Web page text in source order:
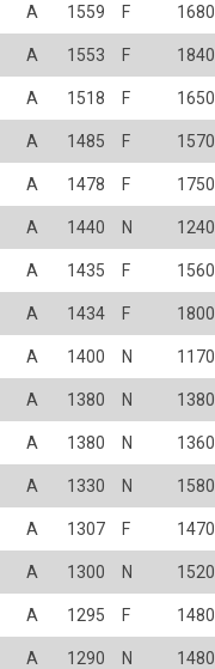
A 1559 F 1680
A 1553 F 1840
A 1518 F 1650
A 1485 F 1570
A 1478 F 1750
A 1440 N 1240
A 1435 F 1560
A 1434 F 1800
A 1400 N 1170
A 1380 N 1380
A 1380 N 1360
A 1330 N 1580
A 1307 F 1470
A 1300 N 1520
A 1295 F 1480
A 1290 N 1480